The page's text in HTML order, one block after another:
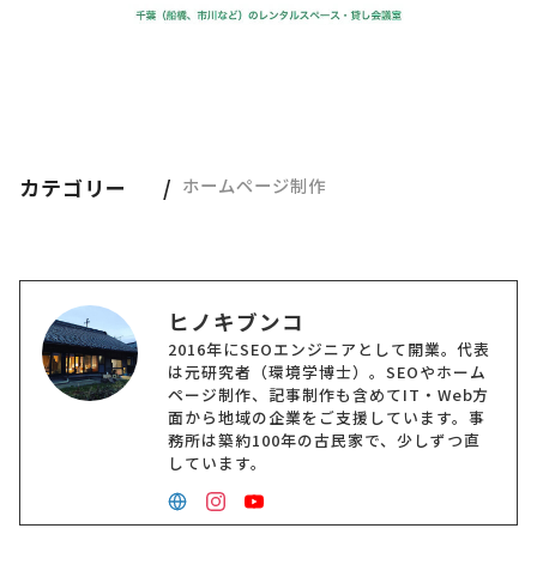
カテゴリー ホームページ制作
ヒノキブンコ
2016年にSEOエンジニアとして開業。代表
は元研究者（環境学博士）。SEOやホーム
ページ制作、記事制作も含めてIT・Web方
面から地域の企業をご支援しています。事
務所は築約100年の古民家で、少しずつ直
しています。